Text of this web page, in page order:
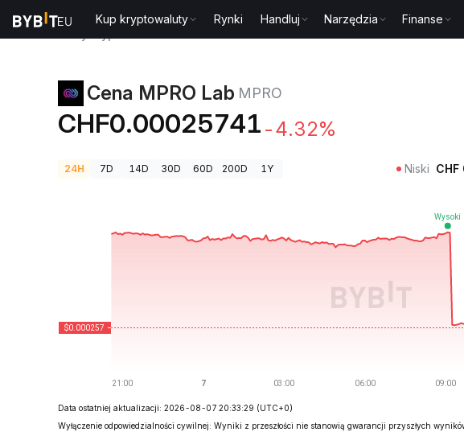
Kup kryptowaluty Rynki Handluj Narzędzia Finanse
Cena MPRO Lab MPRO
CHF0.00025741 -4.32%
24H 7D 14D 30D 60D 200D 1Y Niski CHF
Data ostatniej aktualizacji: 2026-08-07 20:33:29 (UTC+0)
Wyłączenie odpowiedzialności cywilnej: Wyniki z przeszłości nie stanowią gwarancji przyszłych